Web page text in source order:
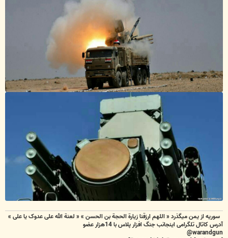
سوریه از یمن میگذرد « اللهم ارزقنا زيارة الحجة بن الحسن » « لعنة الله علی عدوک یا علی »
آدرس کاتال تلگرامی اینجانب جنگ افزار پلاس با 14هزار عضو
warandgun@